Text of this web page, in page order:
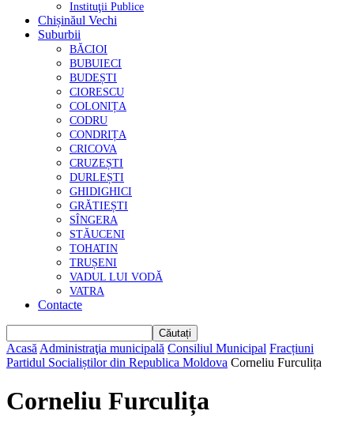
Instituţii Publice
Chișinăul Vechi
Suburbii
BĂCIOI
BUBUIECI
BUDEȘTI
CIORESCU
COLONIȚA
CODRU
CONDRIȚA
CRICOVA
CRUZEȘTI
DURLEȘTI
GHIDIGHICI
GRĂTIEȘTI
SÎNGERA
STĂUCENI
TOHATIN
TRUȘENI
VADUL LUI VODĂ
VATRA
Contacte
Acasă Administraţia municipală Consiliul Municipal Fracțiuni
Partidul Socialiștilor din Republica Moldova Corneliu Furculița
Corneliu Furculița